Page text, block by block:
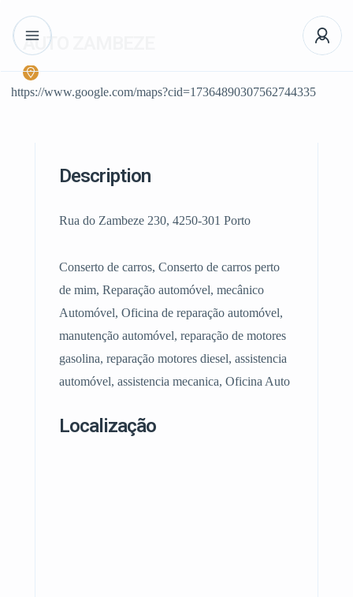
AUTO ZAMBEZE
https://www.google.com/maps?cid=17364890307562744335
Description
Rua do Zambeze 230, 4250-301 Porto
Conserto de carros, Conserto de carros perto
de mim, Reparação automóvel, mecânico
Automóvel, Oficina de reparação automóvel,
manutenção automóvel, reparação de motores
gasolina, reparação motores diesel, assistencia
automóvel, assistencia mecanica, Oficina Auto
Localização